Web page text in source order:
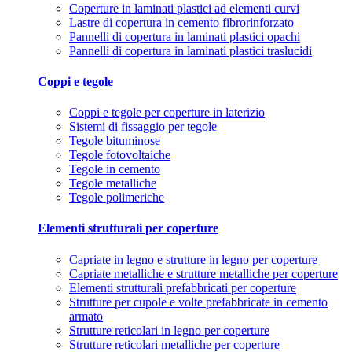
Coperture in laminati plastici ad elementi curvi
Lastre di copertura in cemento fibrorinforzato
Pannelli di copertura in laminati plastici opachi
Pannelli di copertura in laminati plastici traslucidi
Coppi e tegole
Coppi e tegole per coperture in laterizio
Sistemi di fissaggio per tegole
Tegole bituminose
Tegole fotovoltaiche
Tegole in cemento
Tegole metalliche
Tegole polimeriche
Elementi strutturali per coperture
Capriate in legno e strutture in legno per coperture
Capriate metalliche e strutture metalliche per coperture
Elementi strutturali prefabbricati per coperture
Strutture per cupole e volte prefabbricate in cemento
armato
Strutture reticolari in legno per coperture
Strutture reticolari metalliche per coperture